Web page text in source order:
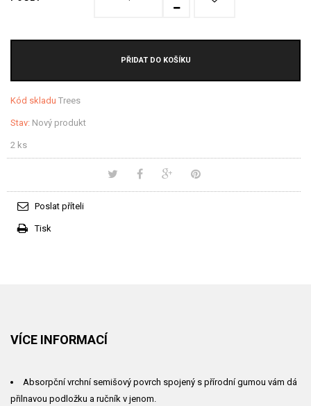
PŘIDAT DO KOŠÍKU
Kód skladu Trees
Stav: Nový produkt
2 ks
Poslat příteli
Tisk
VÍCE INFORMACÍ
Absorpční vrchní semišový povrch spojený s přírodní gumou vám dá
přilnavou podložku a ručník v jenom.